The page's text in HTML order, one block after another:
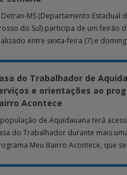
Detran-MS (Departamento Estadual
do Sul) participa de um feirão
entre sexta-feira (7) e
do Trabalhador de
e orientações ao
Acontece
de Aquidauana terá
do Trabalhador durante mais
Meu Bairro Acontece, que